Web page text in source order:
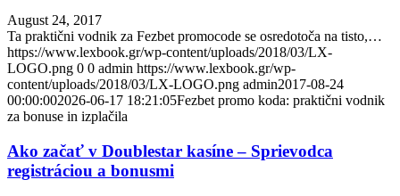
August 24, 2017
Ta praktični vodnik za Fezbet promocode se osredotoča na tisto,…
https://www.lexbook.gr/wp-content/uploads/2018/03/LX-
LOGO.png 0 0 admin https://www.lexbook.gr/wp-
content/uploads/2018/03/LX-LOGO.png admin2017-08-24
00:00:002026-06-17 18:21:05Fezbet promo koda: praktični vodnik
za bonuse in izplačila
Ako začať v Doublestar kasíne – Sprievodca
registráciou a bonusmi